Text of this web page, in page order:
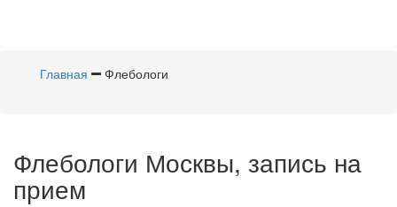
Главная Флебологи
Флебологи Москвы, запись на
прием